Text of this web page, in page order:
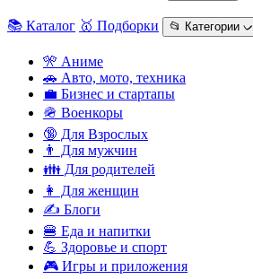
📚 Каталог 🥇 Подборки 📂 Категории ᨆ
🎌 Аниме
🚗 Авто, мото, техника
💼 Бизнес и стартапы
🪖 Военкоры
🔞 Для Взрослых
👨 Для мужчин
👪 Для родителей
👩 Для женщин
✍️ Блоги
🍔 Еда и напитки
💪 Здоровье и спорт
🎮 Игры и приложения